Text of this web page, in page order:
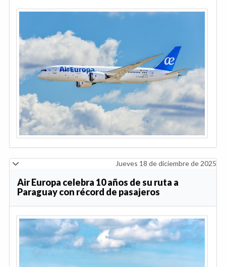
Jueves 18 de diciembre de 2025
Air Europa celebra 10 años de su ruta a
Paraguay con récord de pasajeros